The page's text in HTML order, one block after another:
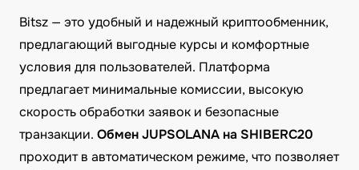
Bitsz — это удобный и надежный криптообменник,
предлагающий выгодные курсы и комфортные
условия для пользователей. Платформа
предлагает минимальные комиссии, высокую
скорость обработки заявок и безопасные
транзакции. Обмен JUPSOLANA на SHIBERC20
проходит в автоматическом режиме, что позволяет